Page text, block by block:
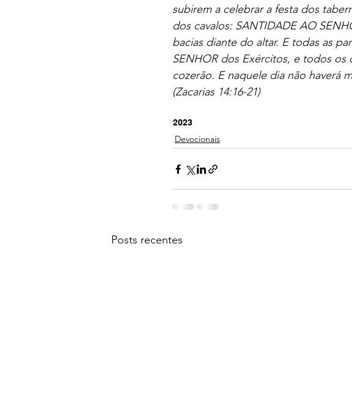
subirem a celebrar a festa dos
dos cavalos: SANTIDADE AO
bacias diante do altar. E todas as
SENHOR dos Exércitos, e todos os
cozerão. E naquele dia não haverá
(Zacarias 14:16-21)
2023
Devocionais
Posts recentes